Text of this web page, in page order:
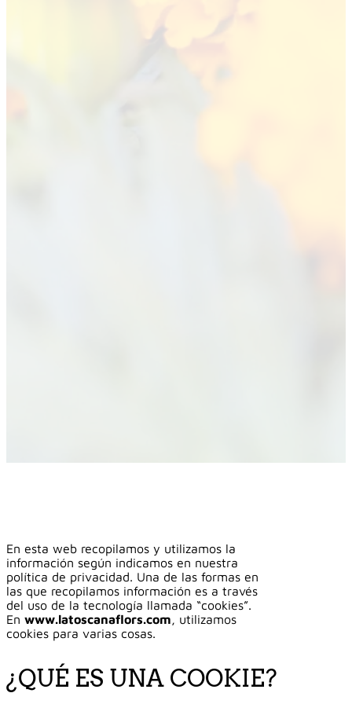
En esta web recopilamos y utilizamos la
información según indicamos en nuestra
política de privacidad. Una de las formas en
las que recopilamos información es a través
del uso de la tecnología llamada “cookies”.
En www.latoscanaflors.com , utilizamos
cookies para varias cosas.
¿QUÉ ES UNA COOKIE?